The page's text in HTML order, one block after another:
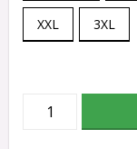
XXL 3XL